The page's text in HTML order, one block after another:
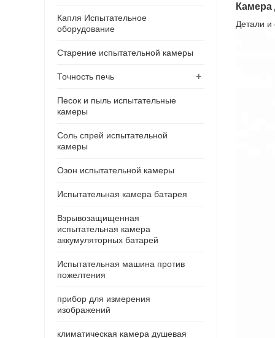
Камера
Детали и
Капля Испытательное
оборудование
Старение испытательной камеры
+
Точность печь
Песок и пыль испытательные
камеры
Соль спрей испытательной
камеры
Озон испытательной камеры
Испытательная камера батарея
Взрывозащищенная
испытательная камера
аккумуляторных батарей
Испытательная машина против
пожелтения
прибор для измерения
изображений
климатическая камера душевая